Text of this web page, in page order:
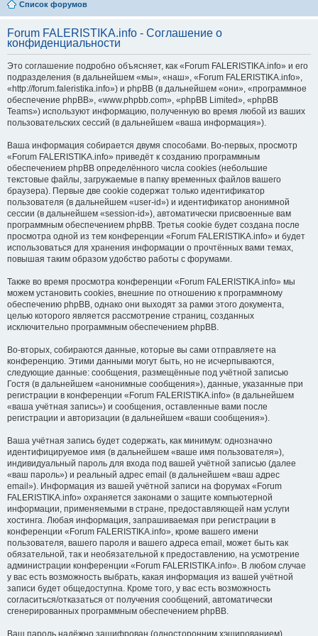
Список форумов
Forum FALERISTIKA.info - Соглашение о
конфиденциальности
Это соглашение подробно объясняет, как «Forum FALERISTIKA.info» и его
подразделения (в дальнейшем «мы», «наш», «Forum FALERISTIKA.info»,
«http://forum.faleristika.info») и phpBB (в дальнейшем «они», «программное
обеспечение phpBB», «www.phpbb.com», «phpBB Limited», «phpBB
Teams») используют информацию, полученную во время любой из ваших
пользовательских сессий (в дальнейшем «ваша информация»).
Ваша информация собирается двумя способами. Во-первых, просмотр
«Forum FALERISTIKA.info» приведёт к созданию программным
обеспечением phpBB определённого числа cookies (небольшие
текстовые файлы, загружаемые в папку временных файлов вашего
браузера). Первые две cookie содержат только идентификатор
пользователя (в дальнейшем «user-id») и идентификатор анонимной
сессии (в дальнейшем «session-id»), автоматически присвоенные вам
программным обеспечением phpBB. Третья cookie будет создана после
просмотра одной из тем конференции «Forum FALERISTIKA.info» и будет
использоваться для хранения информации о прочтённых вами темах,
повышая таким образом удобство работы с форумами.
Также во время просмотра конференции «Forum FALERISTIKA.info» мы
можем установить cookies, внешние по отношению к программному
обеспечению phpBB, однако они выходят за рамки этого документа,
целью которого является рассмотрение страниц, созданных
исключительно программным обеспечением phpBB.
Во-вторых, собираются данные, которые вы сами отправляете на
конференцию. Этими данными могут быть, но не исчерпываются,
следующие данные: сообщения, размещённые под учётной записью
Гостя (в дальнейшем «анонимные сообщения»), данные, указанные при
регистрации в конференции «Forum FALERISTIKA.info» (в дальнейшем
«ваша учётная запись») и сообщения, оставленные вами после
регистрации и авторизации (в дальнейшем «ваши сообщения»).
Ваша учётная запись будет содержать, как минимум: однозначно
идентифицируемое имя (в дальнейшем «ваше имя пользователя»),
индивидуальный пароль для входа под вашей учётной записью (далее
«ваш пароль») и реальный адрес email (в дальнейшем «ваш адрес
email»). Информация из вашей учётной записи на форумах «Forum
FALERISTIKA.info» охраняется законами о защите компьютерной
информации, применяемыми в стране, предоставляющей нам услуги
хостинга. Любая информация, запрашиваемая при регистрации в
конференции «Forum FALERISTIKA.info», кроме вашего имени
пользователя, вашего пароля и вашего адреса email, может быть как
обязательной, так и необязательной к предоставлению, на усмотрение
администрации конференции «Forum FALERISTIKA.info». В любом случае
у вас есть возможность выбрать, какая информация из вашей учётной
записи будет общедоступна. Кроме того, у вас есть возможность
согласиться/отказаться от получения сообщений, автоматически
сгенерированных программным обеспечением phpBB.
Ваш пароль надёжно зашифрован (односторонним хэшированием).